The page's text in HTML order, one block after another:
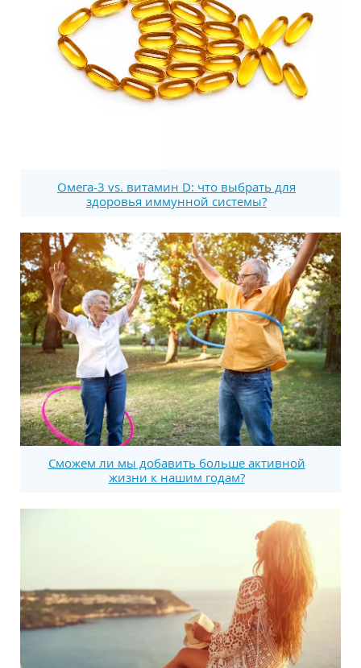
Омега-3 vs. витамин D: что выбрать для
здоровья иммунной системы?
Сможем ли мы добавить больше активной
жизни к нашим годам?